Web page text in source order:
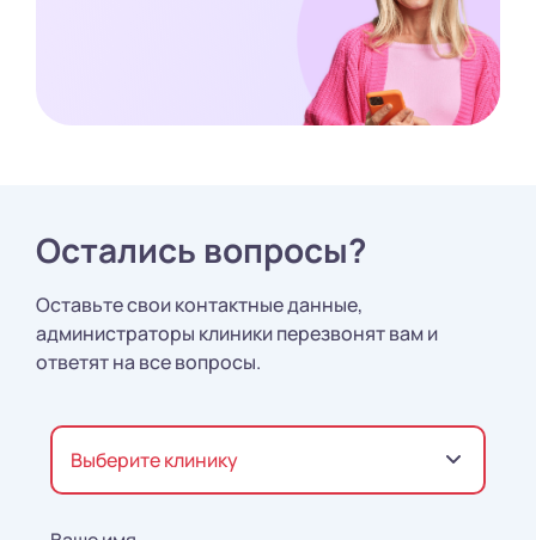
Остались вопросы?
Оставьте свои контактные данные,
администраторы клиники перезвонят вам и
ответят на все вопросы.
Выберите клинику